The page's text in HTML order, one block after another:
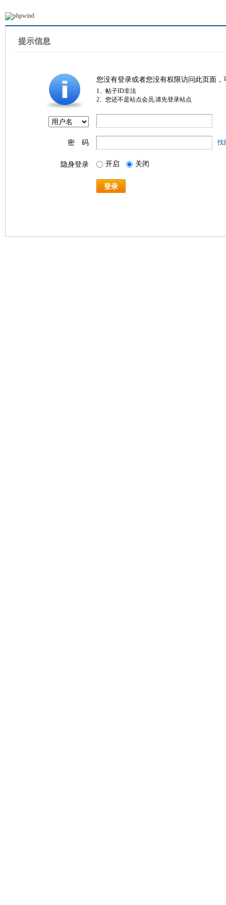
提示信息
您没有登录或者您没有权限访问此页面
1、帖子ID非法
2、您还不是站点会员,请先登录站点
密 码 找
隐身登录 开启 关闭
登录